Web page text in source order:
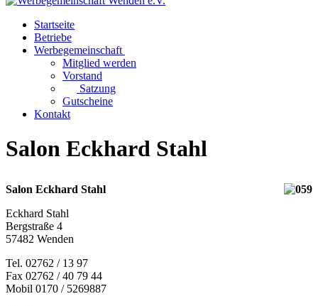
Startseite
Betriebe
Werbegemeinschaft
Mitglied werden
Vorstand
Satzung
Gutscheine
Kontakt
Salon Eckhard Stahl
Salon Eckhard Stahl
Eckhard Stahl
Bergstraße 4
57482 Wenden
Tel. 02762 / 13 97
Fax 02762 / 40 79 44
Mobil 0170 / 5269887